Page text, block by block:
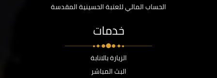
الحساب المالي للعتبة الحسينية المقدسة
خدمات
الزيارة بالانابة
البث المباشر